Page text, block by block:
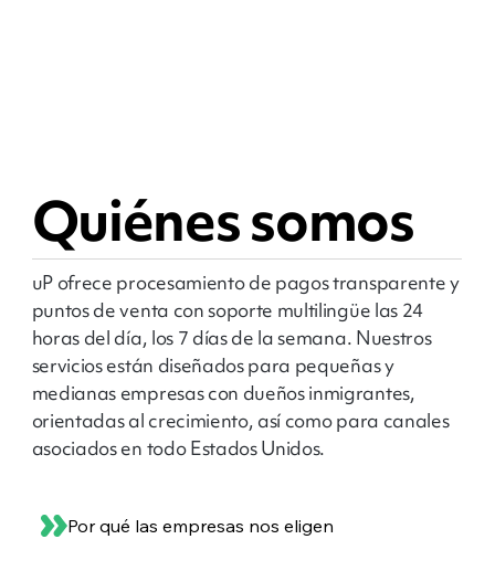
Por qué las empresas nos eligen
Quiénes somos
uP ofrece procesamiento de pagos transparente y
puntos de venta con soporte multilingüe las 24
horas del día, los 7 días de la semana. Nuestros
servicios están diseñados para pequeñas y
medianas empresas con dueños inmigrantes,
orientadas al crecimiento, así como para canales
asociados en todo Estados Unidos.